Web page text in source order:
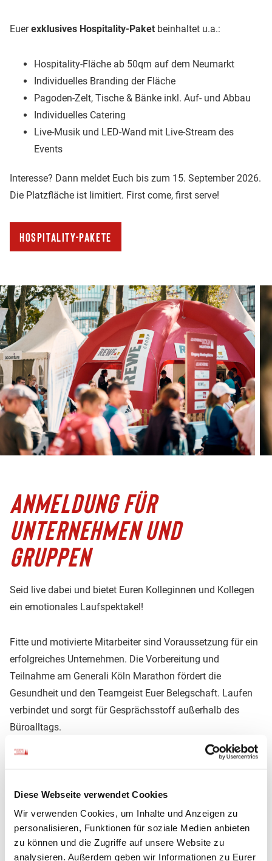
Diese Webseite verwendet Cookies
Wir verwenden Cookies, um Inhalte und Anzeigen zu
personalisieren, Funktionen für soziale Medien anbieten
zu können und die Zugriffe auf unsere Website zu
analysieren. Außerdem geben wir Informationen zu Eurer
Euerexklusives Hospitality-Paket beinhaltet u.a.:
Hospitality-Fläche ab 50qm auf dem Neumarkt
Individuelles Branding der Fläche
Pagoden-Zelt, Tische & Bänke inkl. Auf- und Abbau
Individuelles Catering
Live-Musik und LED-Wand mit Live-Stream des
Events
Interesse? Dann meldet Euch bis zum 15. September 2026.
Die Platzfläche ist limitiert. First come, first serve!
Hospitality-Pakete
ANMELDUNG FÜR
UNTERNEHMEN UND
GRUPPEN
Seid live dabei und bietet Euren Kolleginnen und Kollegen
ein emotionales Laufspektakel!
Fitte und motivierte Mitarbeiter sind Voraussetzung für ein
erfolgreiches Unternehmen. Die Vorbereitung und
Teilnahme am Generali Köln Marathon fördert die
Gesundheit und den Teamgeist Euer Belegschaft. Laufen
verbindet und sorgt für Gesprächsstoff außerhalb des
Büroalltags.
einfache Anmeldung über einen Unternehmens-Code
eine Rechnung für alle Anmeldungen
feste Startgelder (brutto)
Marathon 115,00 €